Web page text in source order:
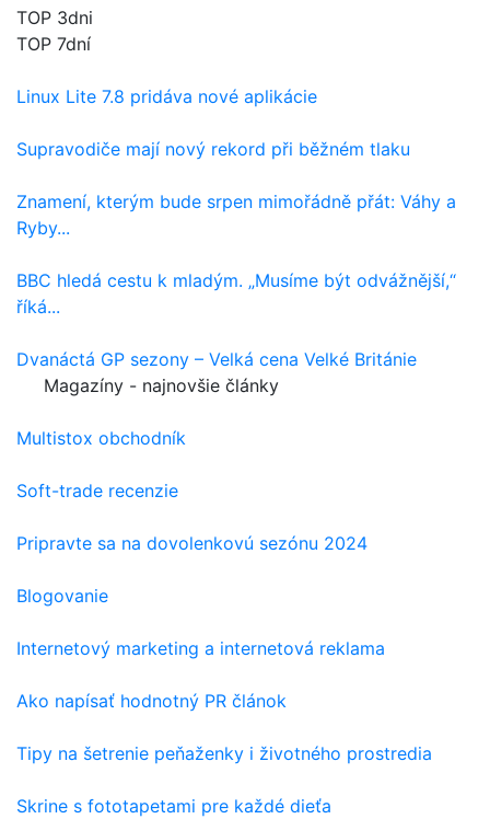
TOP 3dni
TOP 7dní
Linux Lite 7.8 pridáva nové aplikácie
Supravodiče mají nový rekord při běžném tlaku
Znamení, kterým bude srpen mimořádně přát: Váhy a
Ryby...
BBC hledá cestu k mladým. „Musíme být odvážnější,“
říká...
Dvanáctá GP sezony – Velká cena Velké Británie
Magazíny - najnovšie články
Multistox obchodník
Soft-trade recenzie
Pripravte sa na dovolenkovú sezónu 2024
Blogovanie
Internetový marketing a internetová reklama
Ako napísať hodnotný PR článok
Tipy na šetrenie peňaženky i životného prostredia
Skrine s fototapetami pre každé dieťa